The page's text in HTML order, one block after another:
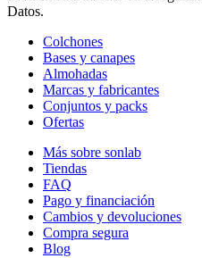
Datos.
Colchones
Bases y canapes
Almohadas
Marcas y fabricantes
Conjuntos y packs
Ofertas
Más sobre sonlab
Tiendas
FAQ
Pago y financiación
Cambios y devoluciones
Compra segura
Blog